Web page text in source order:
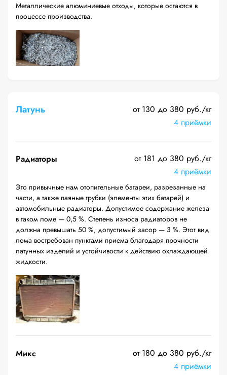
Металлические алюминиевые отходы, которые остаются в
процессе производства.
Латунь
от 130 до 380 руб./кг
4 приёмки
Радиаторы
от 181 до 380 руб./кг
4 приёмки
Это привычные нам отопительные батареи, разрезанные на
части, а также паяные трубки (элементы этих батарей) и
автомобильные радиаторы. Допустимое содержание железа
в таком ломе — 0,5 %. Степень износа радиаторов не
должна превышать 50 %, допустимый засор — 3 %. Этот вид
лома востребован пунктами приема благодаря прочности
латунных изделий и устойчивости к действию охлаждающей
жидкости.
Микс
от 180 до 380 руб./кг
4 приёмки